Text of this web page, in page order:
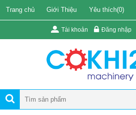
Trang chủ Giới Thiệu Yêu thích(0)
Tài khoản Đăng nhập